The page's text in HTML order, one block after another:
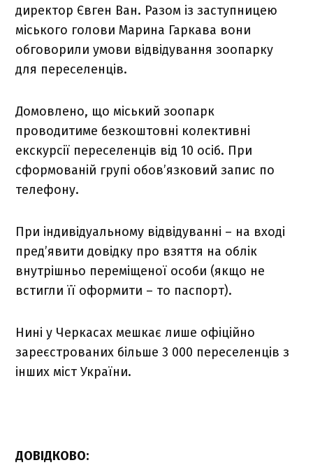
директор Євген Ван. Разом із заступницею
міського голови Марина Гаркава вони
обговорили умови відвідування зоопарку
для переселенців.
Домовлено, що міський зоопарк
проводитиме безкоштовні колективні
екскурсії переселенців від 10 осіб. При
сформованій групі обов’язковий запис по
телефону.
При індивідуальному відвідуванні – на вході
пред’явити довідку про взяття на облік
внутрішньо переміщеної особи (якщо не
встигли її оформити – то паспорт).
Нині у Черкасах мешкає лише офіційно
зареєстрованих більше 3 000 переселенців з
інших міст України.
ДОВІДКОВО: